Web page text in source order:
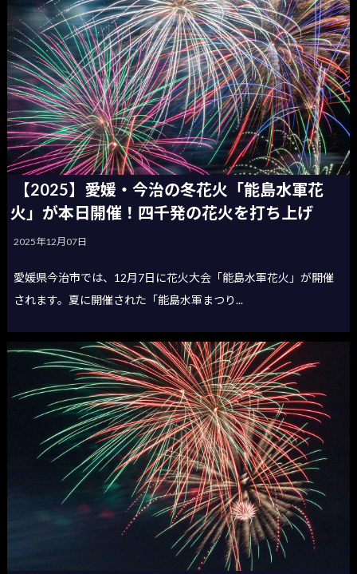
【2025】愛媛・今治の冬花火「能島水軍花
火」が本日開催！四千発の花火を打ち上げ
2025年12月07日
愛媛県今治市では、12月7日に花火大会「能島水軍花火」が開催
されます。夏に開催された「能島水軍まつり...